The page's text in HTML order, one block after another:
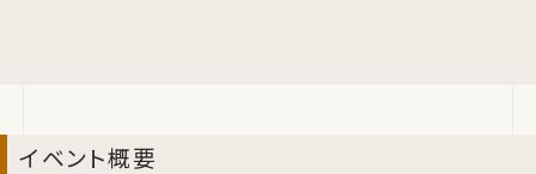
イベント概要